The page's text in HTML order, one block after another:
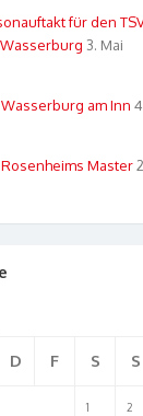
für den
3. Mai
am Inn
Master
D F S S
1 2